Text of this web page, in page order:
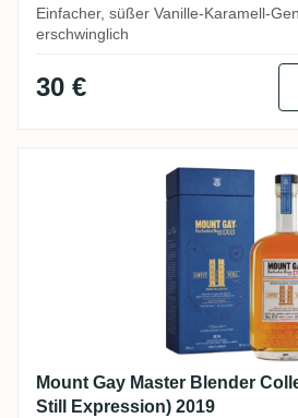
Einfacher, süßer Vanille-Karamell-
erschwinglich
30 €
Mount Gay Master
Mount Gay Master Blender
Still Expression) 2019